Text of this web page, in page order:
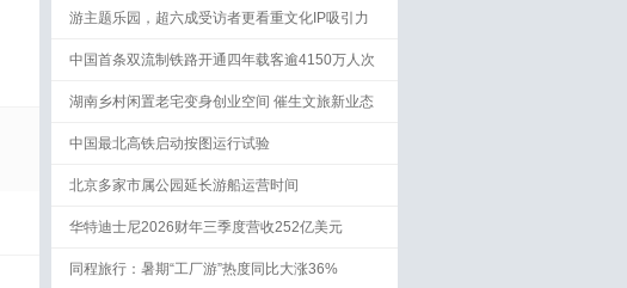
游主题乐园，超六成受访者更看重文化IP吸引力
中国首条双流制铁路开通四年载客逾4150万人次
湖南乡村闲置老宅变身创业空间 催生文旅新业态
中国最北高铁启动按图运行试验
北京多家市属公园延长游船运营时间
华特迪士尼2026财年三季度营收252亿美元
同程旅行：暑期“工厂游”热度同比大涨36%